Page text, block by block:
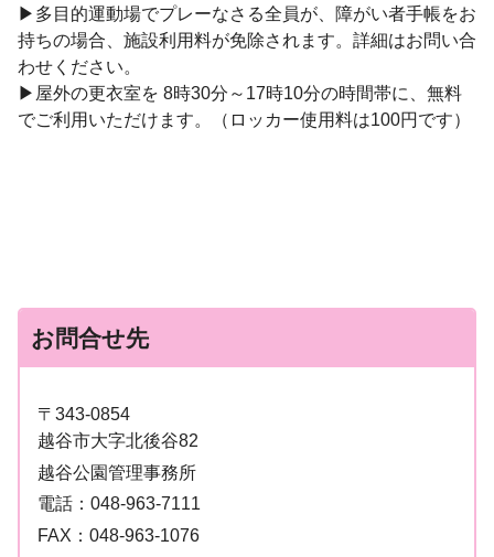
▶多目的運動場でプレーなさる全員が、障がい者手帳をお
持ちの場合、施設利用料が免除されます。詳細はお問い合
わせください。
▶屋外の更衣室を 8時30分～17時10分の時間帯に、無料
でご利用いただけます。（ロッカー使用料は100円です）
お問合せ先
〒343-0854
越谷市大字北後谷82
越谷公園管理事務所
電話： 048-963-7111
FAX： 048-963-1076